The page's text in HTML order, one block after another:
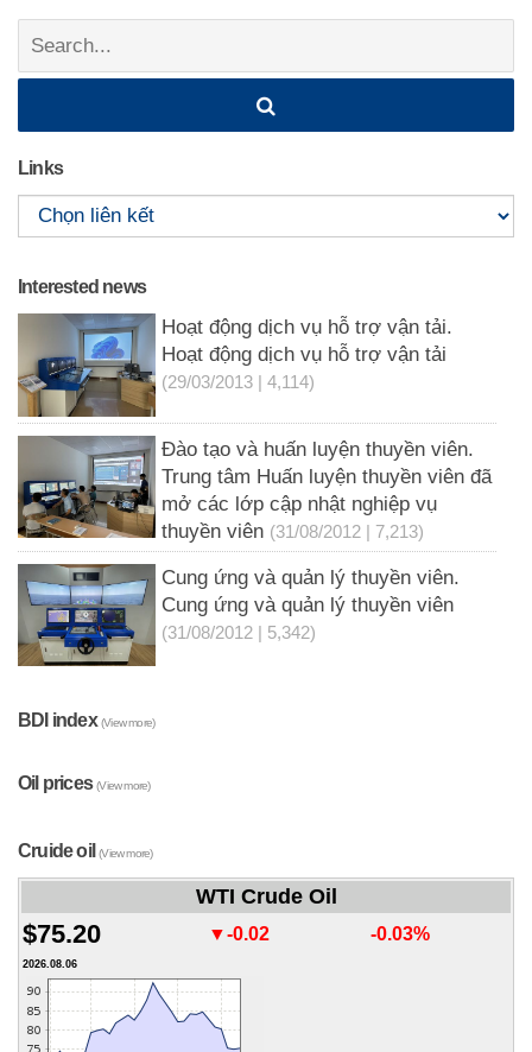
Search:
Links
Interested news
Hoạt động dịch vụ hỗ trợ vận tải.
Hoạt động dịch vụ hỗ trợ vận tải
(29/03/2013 | 4,114)
Đào tạo và huấn luyện thuyền viên.
Trung tâm Huấn luyện thuyền viên đã
mở các lớp cập nhật nghiệp vụ
thuyền viên (31/08/2012 | 7,213)
Cung ứng và quản lý thuyền viên.
Cung ứng và quản lý thuyền viên
(31/08/2012 | 5,342)
BDI index(View more)
Oil prices(View more)
Cruide oil(View more)
WTI Crude Oil
$75.20 ▼-0.02 -0.03%
2026.08.06